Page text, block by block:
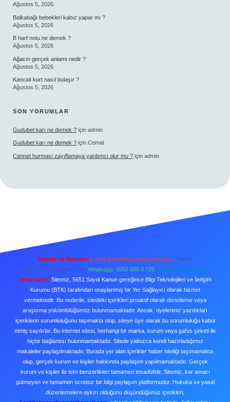
Ağustos 5, 2026
Balkabağı bebekleri kabız yapar mı ?
Ağustos 5, 2026
B harf notu ne demek ?
Ağustos 5, 2026
Ağacın gerçek anlamı nedir ?
Ağustos 5, 2026
Kancalı kurt nasıl bulaşır ?
Ağustos 5, 2026
SON YORUMLAR
Gudubet karı ne demek ? için admin
Gudubet karı ne demek ? için Cemal
Cennet hurması zayıflamaya yardımcı olur mu ? için admin
Reklam ve İletişim: E-mail: backlinkpaneli@gmail.com Teams:
forumhizmeti@gmail.com Whatsapp: 0262 606 0 726 Telegram: @karabul
Yasal Uyarı: Sitemiz, 5651 Sayılı Kanun gereğince Bilgi Teknolojileri ve İletişim
Kurumu (BTK) tarafından onaylanmış bir Yer Sağlayıcı olarak hizmet
vermektedir. Bu nedenle, sitedeki içerikleri proaktif olarak denetleme veya
araştırma yükümlülüğümüz bulunmamaktadır. Ancak, üyelerimiz yazdıkları
içeriklerin sorumluluğunu taşımakta olup, siteye üye olarak bu sorumluluğu kabul
etmiş sayılırlar. Bu internet sitesi, herhangi bir marka, kurum veya şahıs şirketi ile
hiçbir bağlantısı bulunmamaktadır. Sitede yalnızca kendi hazırladığımız
makaleler paylaşılmaktadır. Burada yer alan içerikler haber niteliği taşımamakta
olup, gerçek kurum ve kişiler hakkında paylaşım yapılmamaktadır. Gerçek
kurum ve kişiler ile isim benzerlikleri tamamen tesadüfidir. Sitemiz, kar amacı
gütmeyen ve tamamen ücretsiz bir bilgi paylaşım platformudur. Hukuka ve yasal
düzenlemelere aykırı olduğunu düşündüğünüz içerikleri,